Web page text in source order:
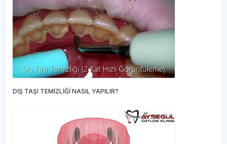
DİŞ TAŞI TEMİZLİĞİ NASIL YAPILIR?